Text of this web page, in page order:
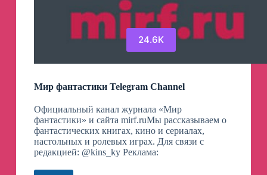
24.6K
Мир фантастики Telegram Channel
Официальный канал журнала «Мир
фантастики» и сайта mirf.ruМы рассказываем о
фантастических книгах, кино и сериалах,
настольных и ролевых играх. Для связи с
редакцией: @kins_ky Реклама: